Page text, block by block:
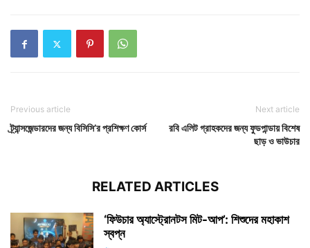
Previous article
ট্র্যান্সজেন্ডারদের জন্য বিসিসি’র প্রশিক্ষণ কোর্স
Next article
রবি এলিট গ্রাহকদের জন্য ফুডপান্ডায় বিশেষ
ছাড় ও ভাউচার
RELATED ARTICLES
‘ফিউচার অ্যাস্ট্রোনটস মিট-আপ’: শিশুদের মহাকাশ
স্বপ্ন